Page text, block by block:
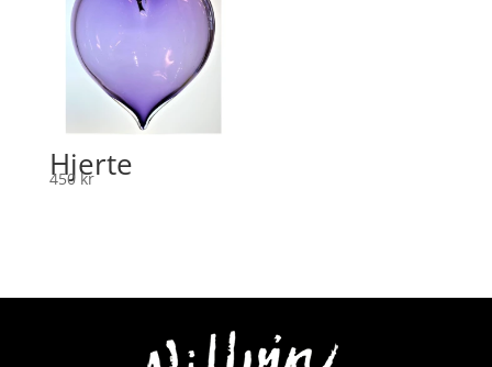
Hjerte
450 kr